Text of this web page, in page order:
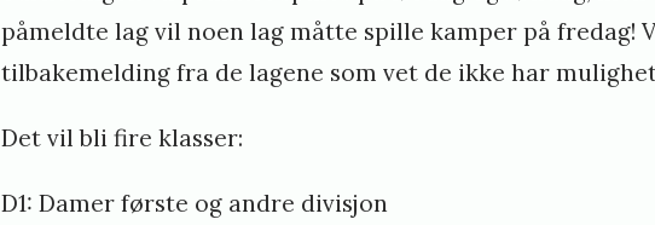
d
påmeldte lag vil noen lag måtte spille kamper på fredag!
tilbakemelding fra de lagene som vet de ikke har
Det vil bli fire klasser:
D1: Damer første og andre divisjon